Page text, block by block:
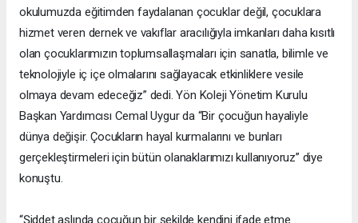
okulumuzda eğitimden faydalanan çocuklar değil, çocuklara
hizmet veren dernek ve vakıflar aracılığıyla imkanları daha kısıtlı
olan çocuklarımızın toplumsallaşmaları için sanatla, bilimle ve
teknolojiyle iç içe olmalarını sağlayacak etkinliklere vesile
olmaya devam edeceğiz” dedi. Yön Koleji Yönetim Kurulu
Başkan Yardımcısı Cemal Uygur da “Bir çocuğun hayaliyle
dünya değişir. Çocukların hayal kurmalarını ve bunları
gerçekleştirmeleri için bütün olanaklarımızı kullanıyoruz” diye
konuştu.
“Şiddet aslında çocuğun bir şekilde kendini ifade etme